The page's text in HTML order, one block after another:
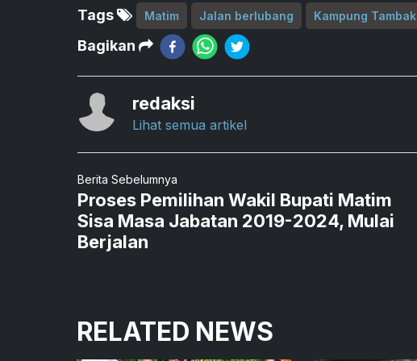
Tags
Matim Jalan berlubang Kampung Tambak
Bagikan
redaksi
Lihat semua artikel
Berita Sebelumnya
Proses Pemilihan Wakil Bupati Matim
Sisa Masa Jabatan 2019-2024, Mulai
Berjalan
RELATED NEWS